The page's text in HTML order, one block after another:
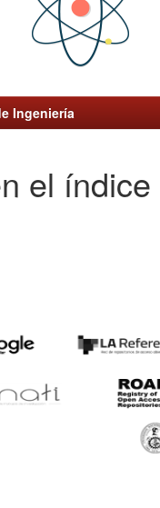
Ingeniería
el índice